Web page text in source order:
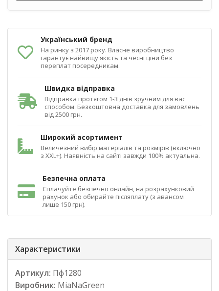
Український бренд
На ринку з 2017 року. Власне виробництво
гарантує найвищу якість та чесні ціни без
переплат посередникам.
Швидка відправка
Відправка протягом 1-3 днів зручним для вас
способом. Безкоштовна доставка для замовлень
від 2500 грн.
Широкий асортимент
Величезний вибір матеріалів та розмірів (включно
з XXL+). Наявність на сайті завжди 100% актуальна.
Безпечна оплата
Сплачуйте безпечно онлайн, на розрахунковий
рахунок або обирайте післяплату (з авансом
лише 150 грн).
Характеристики
Артикул: Пф1280
Виробник: MiaNaGreen